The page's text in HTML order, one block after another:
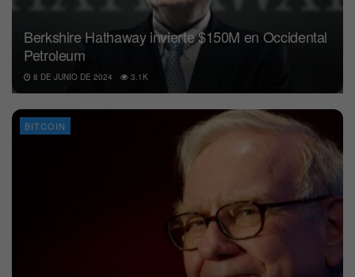
Berkshire Hathaway invierte $150M en Occidental
Petroleum
8 DE JUNIO DE 2024 3.1K
BITCOIN